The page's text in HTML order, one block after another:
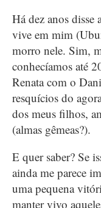
Há dez anos disse
vive em mim
morro nele. Sim,
conhecíamos até
Renata com o
resquícios do
dos meus filhos,
(almas gêmeas?).
E quer saber? Se
ainda me parece
uma pequena
manter vivo